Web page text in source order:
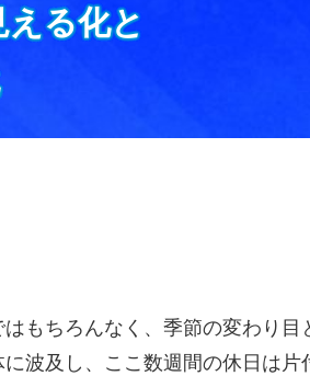
る化と
もちろんなく、季節の変わり目
波及し、ここ数週間の休日は片